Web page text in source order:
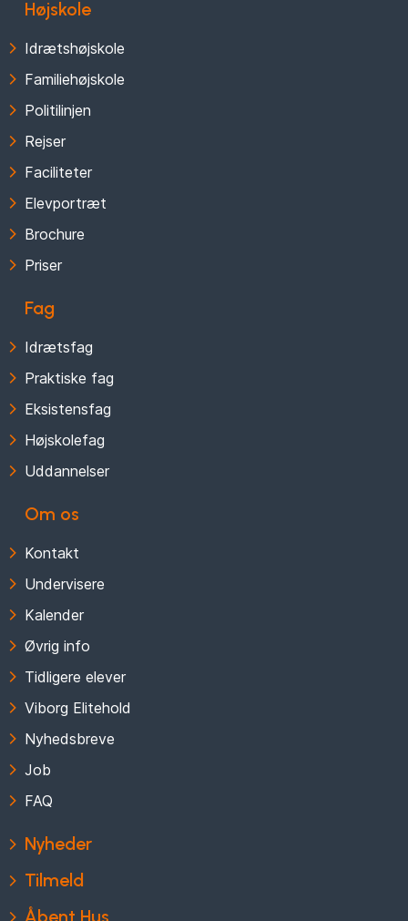
Højskole
Idrætshøjskole
Familiehøjskole
Politilinjen
Rejser
Faciliteter
Elevportræt
Brochure
Priser
Fag
Idrætsfag
Praktiske fag
Eksistensfag
Højskolefag
Uddannelser
Om os
Kontakt
Undervisere
Kalender
Øvrig info
Tidligere elever
Viborg Elitehold
Nyhedsbreve
Job
FAQ
Nyheder
Tilmeld
Åbent Hus